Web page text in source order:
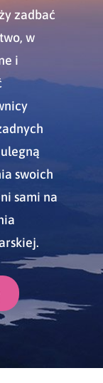
zadbać
w
i
swoich
sami na